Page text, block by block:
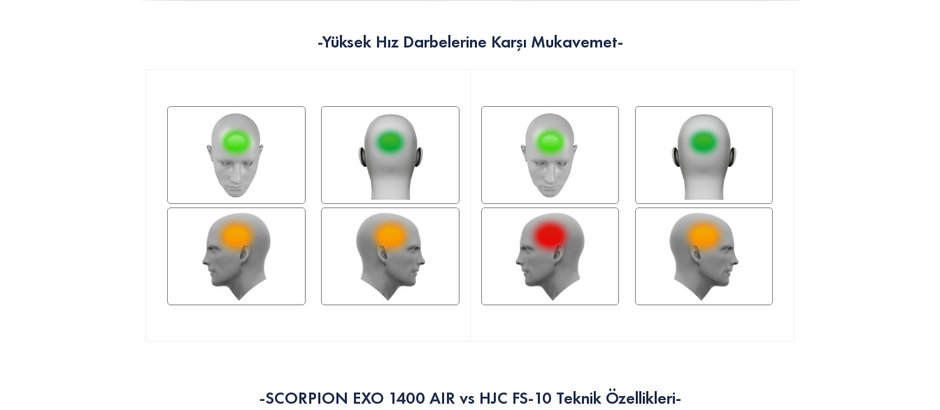
-Yüksek Hız Darbelerine Karşı Mukavemet-
-SCORPION EXO 1400 AIR vs HJC FS-10 Teknik Özellikleri-